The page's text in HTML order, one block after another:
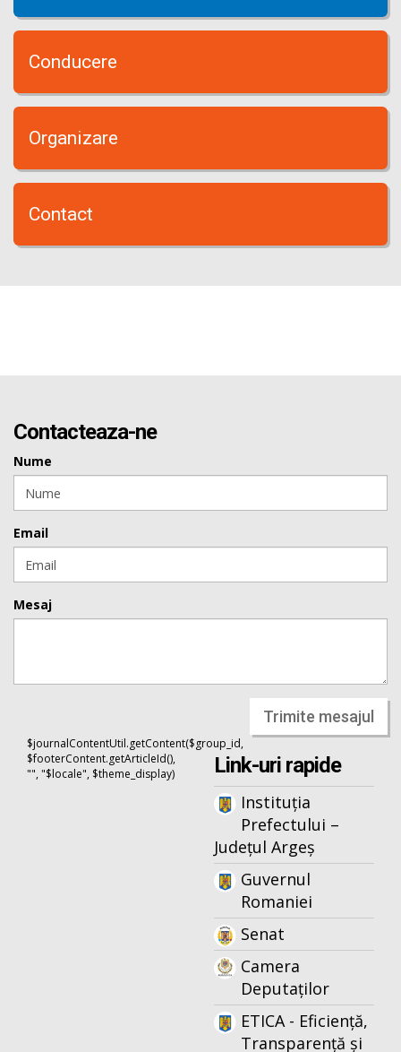
Conducere
Organizare
Contact
Contacteaza-ne
Nume
Email
Mesaj
Trimite mesajul
$journalContentUtil.getContent($group_id,
$footerContent.getArticleId(),
"", "$locale", $theme_display)
Link-uri rapide
Instituția
Prefectului –
Județul Argeș
Guvernul
Romaniei
Senat
Camera
Deputaților
ETICA - Eficiență,
Transparență și